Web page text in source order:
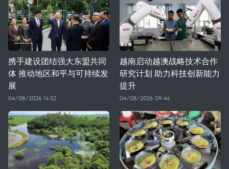
携手建设团结强大东盟共同
体 推动地区和平与可持续发
展
04/08/2026 14:52
越南启动越澳战略技术合作
研究计划 助力科技创新能力
提升
04/08/2026 09:44